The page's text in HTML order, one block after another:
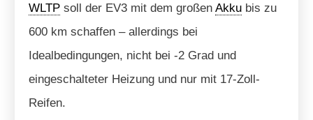
WLTP soll der EV3 mit dem großen Akku bis zu
600 km schaffen – allerdings bei
Idealbedingungen, nicht bei -2 Grad und
eingeschalteter Heizung und nur mit 17-Zoll-
Reifen.